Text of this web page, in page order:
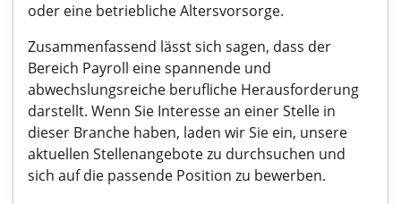
oder eine betriebliche Altersvorsorge.
Zusammenfassend lässt sich sagen, dass der
Bereich Payroll eine spannende und
abwechslungsreiche berufliche Herausforderung
darstellt. Wenn Sie Interesse an einer Stelle in
dieser Branche haben, laden wir Sie ein, unsere
aktuellen Stellenangebote zu durchsuchen und
sich auf die passende Position zu bewerben.